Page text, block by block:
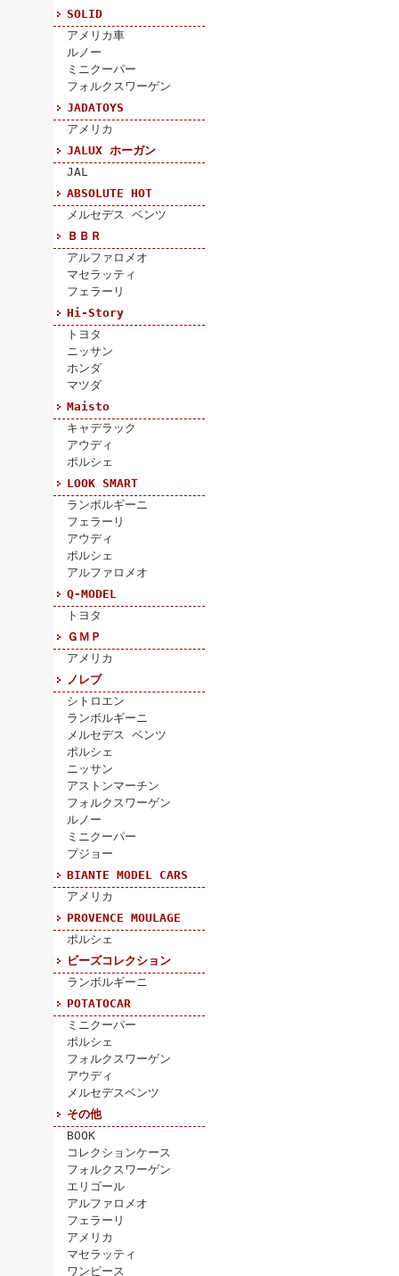
SOLID
アメリカ車
ルノー
ミニクーパー
フォルクスワーゲン
JADATOYS
アメリカ
JALUX ホーガン
JAL
ABSOLUTE HOT
メルセデス ベンツ
ＢＢＲ
アルファロメオ
マセラッティ
フェラーリ
Hi-Story
トヨタ
ニッサン
ホンダ
マツダ
Maisto
キャデラック
アウディ
ポルシェ
LOOK SMART
ランボルギーニ
フェラーリ
アウディ
ポルシェ
アルファロメオ
Q-MODEL
トヨタ
ＧＭＰ
アメリカ
ノレブ
シトロエン
ランボルギーニ
メルセデス ベンツ
ポルシェ
ニッサン
アストンマーチン
フォルクスワーゲン
ルノー
ミニクーパー
プジョー
BIANTE MODEL CARS
アメリカ
PROVENCE MOULAGE
ポルシェ
ビーズコレクション
ランボルギーニ
POTATOCAR
ミニクーパー
ポルシェ
フォルクスワーゲン
アウディ
メルセデスベンツ
その他
BOOK
コレクションケース
フォルクスワーゲン
エリゴール
アルファロメオ
フェラーリ
アメリカ
マセラッティ
ワンピース